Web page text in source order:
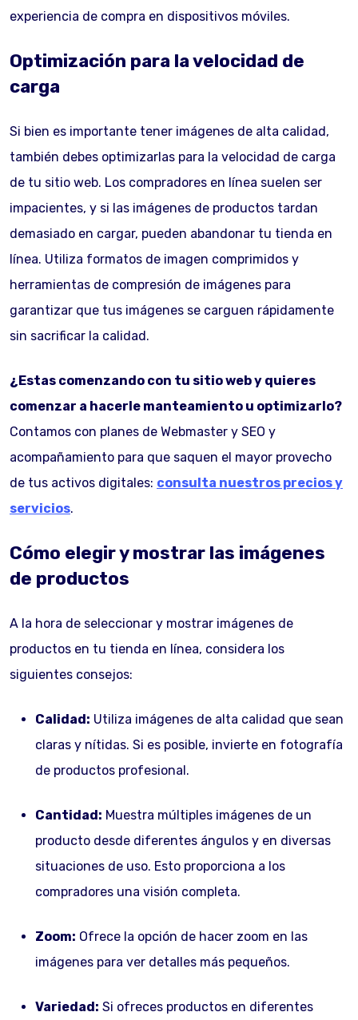
experiencia de compra en dispositivos móviles.
Optimización para la velocidad de
carga
Si bien es importante tener imágenes de alta calidad,
también debes optimizarlas para la velocidad de carga
de tu sitio web. Los compradores en línea suelen ser
impacientes, y si las imágenes de productos tardan
demasiado en cargar, pueden abandonar tu tienda en
línea. Utiliza formatos de imagen comprimidos y
herramientas de compresión de imágenes para
garantizar que tus imágenes se carguen rápidamente
sin sacrificar la calidad.
¿Estas comenzando con tu sitio web y quieres
comenzar a hacerle manteamiento u optimizarlo?
Contamos con planes de Webmaster y SEO y
acompañamiento para que saquen el mayor provecho
de tus activos digitales: consulta nuestros precios y
servicios.
Cómo elegir y mostrar las imágenes
de productos
A la hora de seleccionar y mostrar imágenes de
productos en tu tienda en línea, considera los
siguientes consejos:
Calidad: Utiliza imágenes de alta calidad que sean
claras y nítidas. Si es posible, invierte en fotografía
de productos profesional.
Cantidad: Muestra múltiples imágenes de un
producto desde diferentes ángulos y en diversas
situaciones de uso. Esto proporciona a los
compradores una visión completa.
Zoom: Ofrece la opción de hacer zoom en las
imágenes para ver detalles más pequeños.
Variedad: Si ofreces productos en diferentes